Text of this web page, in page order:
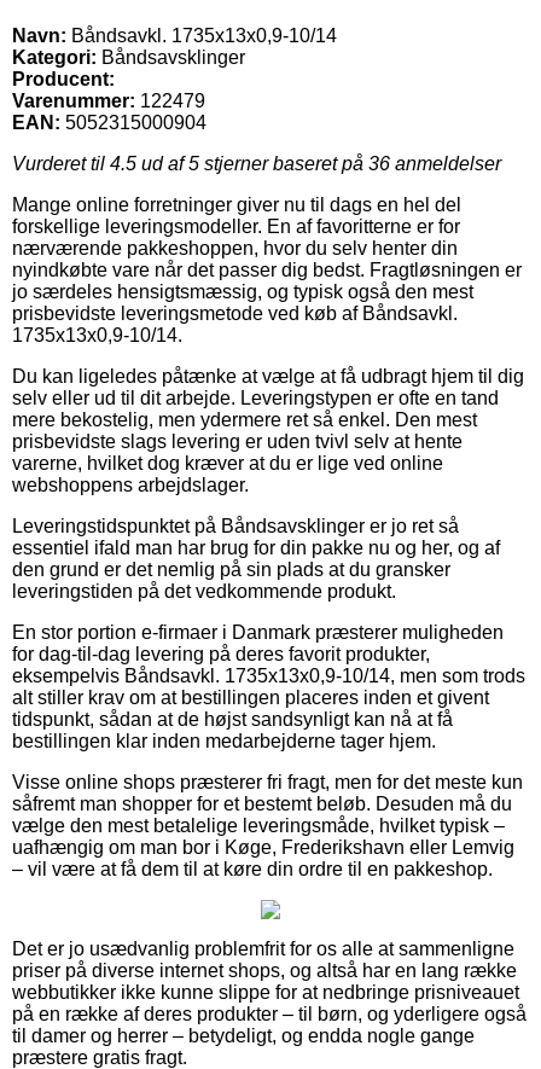
Navn: Båndsavkl. 1735x13x0,9-10/14
Kategori: Båndsavsklinger
Producent:
Varenummer: 122479
EAN: 5052315000904
Vurderet til 4.5 ud af 5 stjerner baseret på 36 anmeldelser
Mange online forretninger giver nu til dags en hel del
forskellige leveringsmodeller. En af favoritterne er for
nærværende pakkeshoppen, hvor du selv henter din
nyindkøbte vare når det passer dig bedst. Fragtløsningen er
jo særdeles hensigtsmæssig, og typisk også den mest
prisbevidste leveringsmetode ved køb af Båndsavkl.
1735x13x0,9-10/14.
Du kan ligeledes påtænke at vælge at få udbragt hjem til dig
selv eller ud til dit arbejde. Leveringstypen er ofte en tand
mere bekostelig, men ydermere ret så enkel. Den mest
prisbevidste slags levering er uden tvivl selv at hente
varerne, hvilket dog kræver at du er lige ved online
webshoppens arbejdslager.
Leveringstidspunktet på Båndsavsklinger er jo ret så
essentiel ifald man har brug for din pakke nu og her, og af
den grund er det nemlig på sin plads at du gransker
leveringstiden på det vedkommende produkt.
En stor portion e-firmaer i Danmark præsterer muligheden
for dag-til-dag levering på deres favorit produkter,
eksempelvis Båndsavkl. 1735x13x0,9-10/14, men som trods
alt stiller krav om at bestillingen placeres inden et givent
tidspunkt, sådan at de højst sandsynligt kan nå at få
bestillingen klar inden medarbejderne tager hjem.
Visse online shops præsterer fri fragt, men for det meste kun
såfremt man shopper for et bestemt beløb. Desuden må du
vælge den mest betalelige leveringsmåde, hvilket typisk –
uafhængig om man bor i Køge, Frederikshavn eller Lemvig
– vil være at få dem til at køre din ordre til en pakkeshop.
Det er jo usædvanlig problemfrit for os alle at sammenligne
priser på diverse internet shops, og altså har en lang række
webbutikker ikke kunne slippe for at nedbringe prisniveauet
på en række af deres produkter – til børn, og yderligere også
til damer og herrer – betydeligt, og endda nogle gange
præstere gratis fragt.